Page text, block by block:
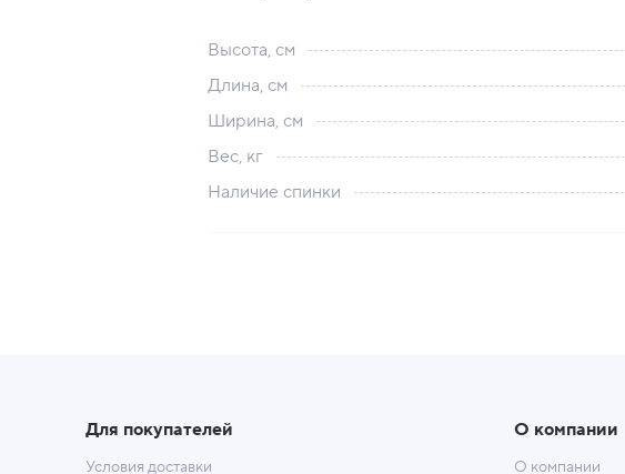
Высота, см
Длина, см
Ширина, см
Вес, кг
Наличие спинки
Для покупателей
Условия доставки
О компании
О компании